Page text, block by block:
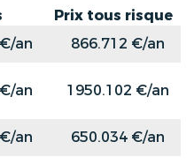
Prix tous risque
an
866.712 €/an
an 1950.102 €/an
an 650.034 €/an